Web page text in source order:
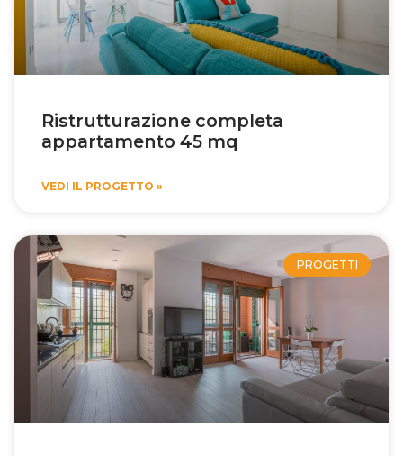
Ristrutturazione completa
appartamento 45 mq
VEDI IL PROGETTO »
PROGETTI